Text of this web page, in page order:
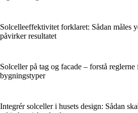
Solcelleeffektivitet forklaret: Sådan måles
påvirker resultatet
Solceller på tag og facade – forstå
bygningstyper
Integrér solceller i husets design: Sådan